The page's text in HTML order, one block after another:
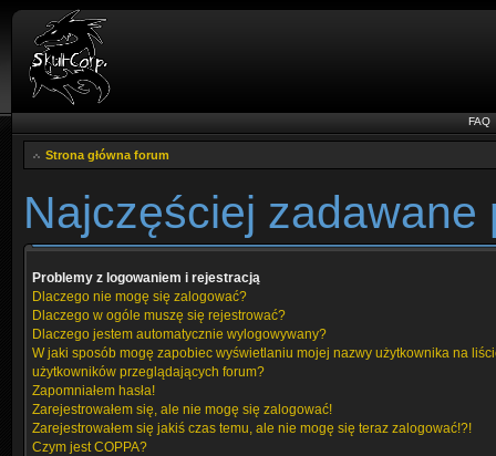
FAQ
Strona główna forum
Najczęściej zadawane
Problemy z logowaniem i rejestracją
Dlaczego nie mogę się zalogować?
Dlaczego w ogóle muszę się rejestrować?
Dlaczego jestem automatycznie wylogowywany?
W jaki sposób mogę zapobiec wyświetlaniu mojej nazwy użytkownika na
użytkowników przeglądających forum?
Zapomniałem hasła!
Zarejestrowałem się, ale nie mogę się zalogować!
Zarejestrowałem się jakiś czas temu, ale nie mogę się teraz zalogować!?!
Czym jest COPPA?